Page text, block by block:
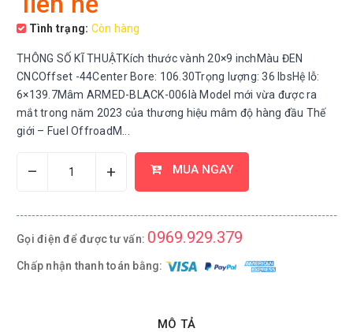
Tình trạng: Còn hàng
THÔNG SỐ KĨ THUẬTKích thước vành 20×9 inchMàu ĐEN
CNCOffset -44Center Bore: 106.30Trọng lượng: 36 lbsHệ lỗ:
6×139.7Mâm ARMED-BLACK-006là Model mới vừa được ra
mắt trong năm 2023 của thương hiệu mâm độ hàng đầu Thế
giới – Fuel OffroadM...
– + MUA NGAY
Gọi điện để được tư vấn: 0969.929.379
Chấp nhận thanh toán bằng:
MÔ TẢ